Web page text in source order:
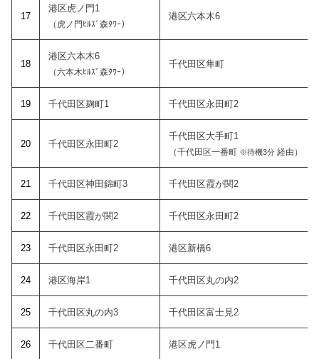
17
港区虎ノ門1
（虎ノ門ﾋﾙｽﾞ森ﾀﾜｰ）
港区六本木6
18
港区六本木6
（六本木ﾋﾙｽﾞ森ﾀﾜｰ）
千代田区隼町
19 千代田区麹町1 千代田区永田町2
20 千代田区永田町2
千代田区大手町1
（千代田区一番町 ※待機3分経由）
21 千代田区神田錦町3 千代田区霞が関2
22 千代田区霞が関2 千代田区永田町2
23 千代田区永田町2 港区新橋6
24 港区海岸1 千代田区丸の内2
25 千代田区丸の内3 千代田区富士見2
26 千代田区二番町 港区虎ノ門1